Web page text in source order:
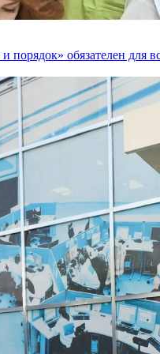
порядок» обязателен для